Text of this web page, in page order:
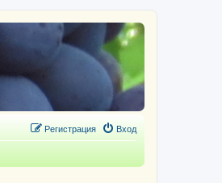
Вход
Регистрация